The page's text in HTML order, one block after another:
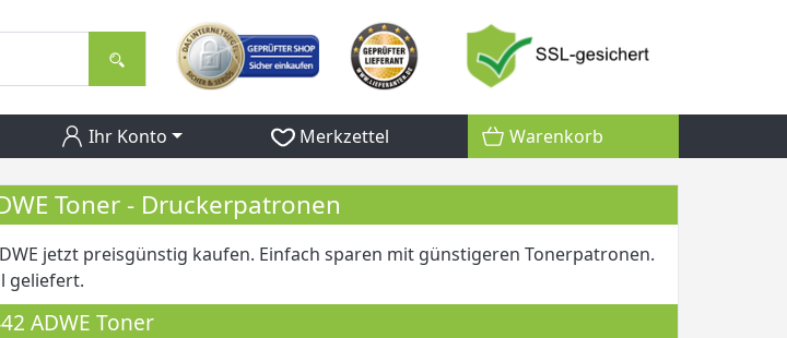
Ihr Konto Merkzettel Warenkorb
Toner - Druckerpatronen
jetzt preisgünstig kaufen. Einfach sparen mit günstigeren Tonerpatronen.
geliefert.
ADWE Toner